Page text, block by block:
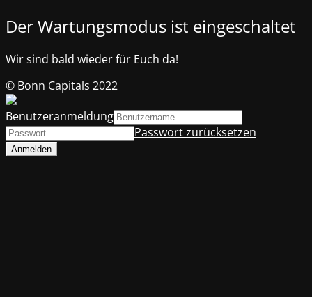
Der Wartungsmodus ist eingeschaltet
Wir sind bald wieder für Euch da!
© Bonn Capitals 2022
Benutzeranmeldung
Passwort zurücksetzen